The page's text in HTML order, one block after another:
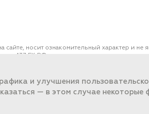
сайте, носит ознакомительный характер и не
437 ГК РФ.
и улучшения
— в этом случае